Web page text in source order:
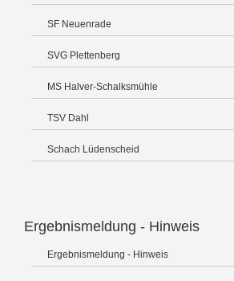
SF Neuenrade
SVG Plettenberg
MS Halver-Schalksmühle
TSV Dahl
Schach Lüdenscheid
Ergebnismeldung - Hinweis
Ergebnismeldung - Hinweis